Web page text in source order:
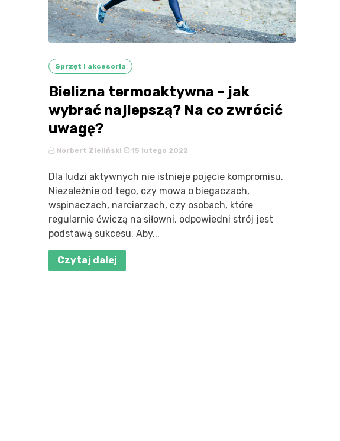
Sprzęt i akcesoria
Bielizna termoaktywna – jak
wybrać najlepszą? Na co zwrócić
uwagę?
Norbert Zieliński 15 lutego 2022
Dla ludzi aktywnych nie istnieje pojęcie kompromisu.
Niezależnie od tego, czy mowa o biegaczach,
wspinaczach, narciarzach, czy osobach, które
regularnie ćwiczą na siłowni, odpowiedni strój jest
podstawą sukcesu. Aby...
Czytaj dalej